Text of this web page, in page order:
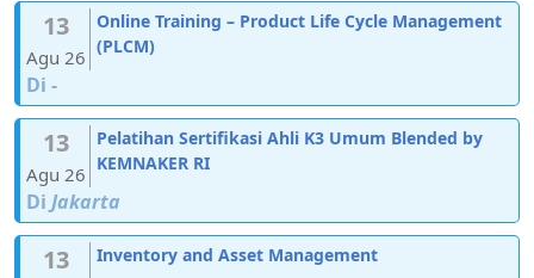
13
Agu 26
Online Training – Product Life Cycle Management
(PLCM)
Di -
13
Agu 26
Pelatihan Sertifikasi Ahli K3 Umum Blended by
KEMNAKER RI
Di Jakarta
13 Inventory and Asset Management